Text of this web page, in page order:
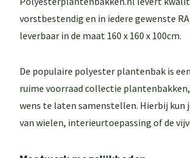
vorstbestendig en in iedere gewenste
leverbaar in de maat 160 x 160 x 100cm.
De populaire polyester plantenbak is
ruime voorraad collectie
wens te laten samenstellen. Hierbij kun
van wielen, interieurtoepassing of de